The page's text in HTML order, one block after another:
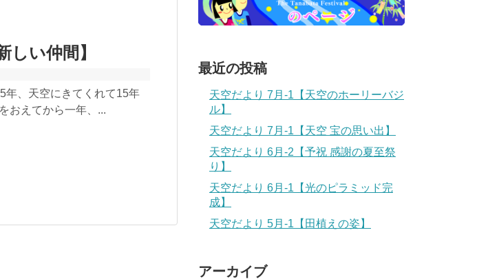
しい仲間】
、天空にきてくれて15年
おえてから一年、...
最近の投稿
天空だより 7月-1【天空のホーリーバジ
ル】
天空だより 7月-1【天空 宝の思い出】
天空だより 6月-2【予祝 感謝の夏至祭
り】
天空だより 6月-1【光のピラミッド完
成】
天空だより 5月-1【田植えの姿】
アーカイブ